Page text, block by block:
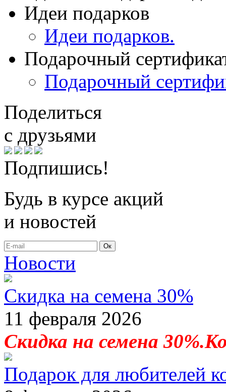
Идеи подарков
Идеи подарков.
Подарочный
Подарочный
Поделиться
с друзьями
Подпишись!
Будь в курсе акций
и новостей
Ок
Новости
Скидка на семена 30%
11 февраля 2026
Скидка на семена
Подарок для любителей